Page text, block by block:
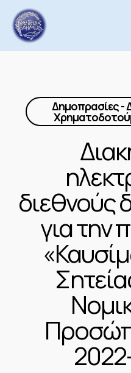
main
content
Δημοπρασίες -
διεθνούς
για την